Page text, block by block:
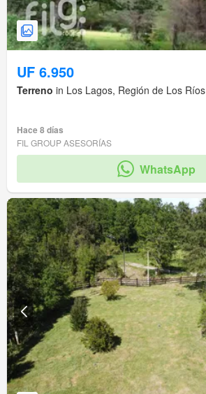
UF 6.950
Terreno in Los Lagos, Región de Los Ríos
Hace 8 días
FIL GROUP ASESORÍAS
WhatsApp